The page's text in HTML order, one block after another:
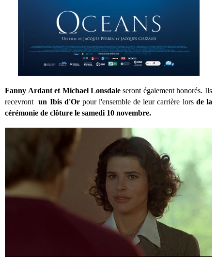
Fanny Ardant et Michael Lonsdale seront également honorés. Ils
recevrontun Ibis d'Orpour l'ensemble de leur carrière lors de la
cérémonie de clôture le samedi 10 novembre.